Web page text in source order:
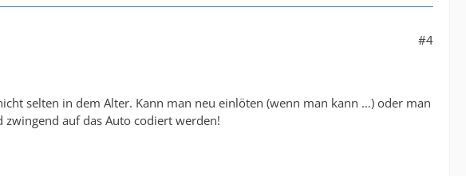
#4
selten in dem Alter. Kann man neu einlöten (wenn man kann …) oder man
zwingend auf das Auto codiert werden!